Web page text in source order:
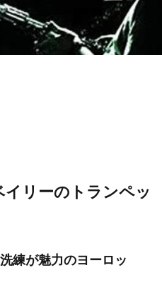
イリーのトランペッ
練が魅力のヨーロッ